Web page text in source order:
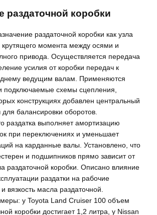
раздаточной коробки
раздаточной коробки как узла
крутящего момента между осями и
привода. Осуществляется передача
усилия от коробки передач к
ведущим валам. Применяются
подключаемые схемы сцепления,
конструкциях добавлен центральный
балансировки оборотов.
раздатка выполняет амортизацию
при переключениях и уменьшает
на карданные валы. Установлено, что
и подшипников прямо зависит от
раздаточной коробки. Описано влияние
раздатки на рабочие
вязкость масла раздаточной.
у Toyota Land Cruiser 100 объем
коробки достигает 1,2 литра, у Nissan